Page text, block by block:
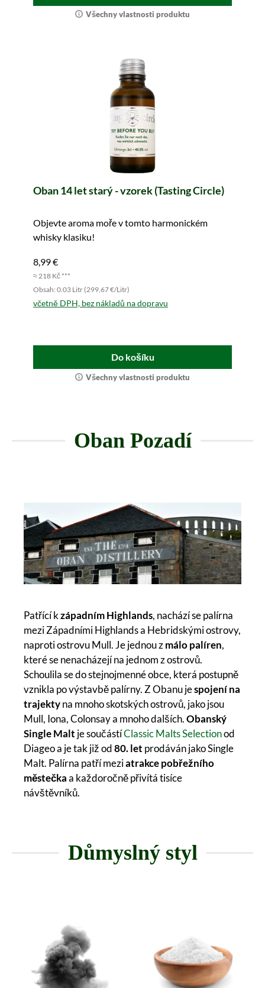
Všechny vlastnosti produktu
Oban 14 let starý - vzorek (Tasting Circle)
Objevte aroma moře v tomto harmonickém
whisky klasiku!
8,99 €
≈ 218 Kč ***
Obsah: 0.03 Litr (299,67 €/Litr)
včetně DPH, bez nákladů na dopravu
Do košíku
Všechny vlastnosti produktu
Oban Pozadí
Patřící kzápadním Highlands, nachází se palírna
mezi Západními Highlands a Hebridskými ostrovy,
naproti ostrovu Mull. Je jednou zmálo palíren,
které se nenacházejí na jednom z ostrovů.
Schoulila se do stejnojmenné obce, která postupně
vznikla po výstavbě palírny. Z Obanu jespojení na
trajektyna mnoho skotských ostrovů, jako jsou
Mull, Iona, Colonsay a mnoho dalších.Obanský
Single Malt je součástíClassic Malts Selectionod
Diageo a je tak již od80. let prodáván jako Single
Malt. Palírna patří meziatrakce pobřežního
městečkaa každoročně přivítá tisíce
návštěvníků.
Důmyslný styl